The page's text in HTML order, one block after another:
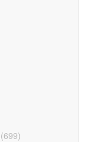
(699)